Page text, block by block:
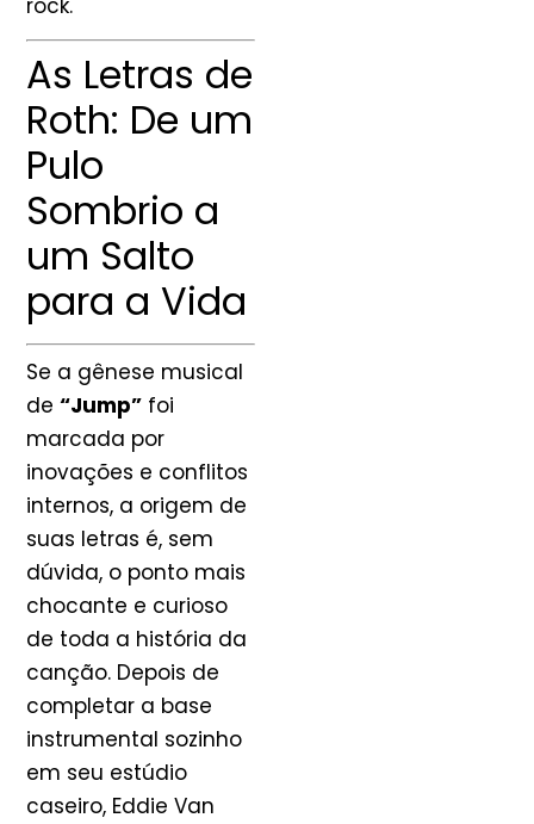
rock.
As Letras de
Roth: De um
Pulo
Sombrio a
um Salto
para a Vida
Se a gênese musical
de “Jump” foi
marcada por
inovações e conflitos
internos, a origem de
suas letras é, sem
dúvida, o ponto mais
chocante e curioso
de toda a história da
canção. Depois de
completar a base
instrumental sozinho
em seu estúdio
caseiro, Eddie Van